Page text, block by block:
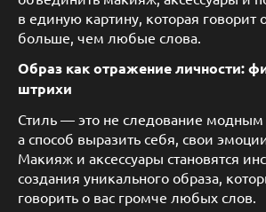
в единую картину, которая говорит
больше, чем любые слова.
Образ как отражение личности:
штрихи
Стиль — это не следование модным
а способ выразить себя, свои
Макияж и аксессуары становятся
создания уникального образа,
говорить о вас громче любых слов.